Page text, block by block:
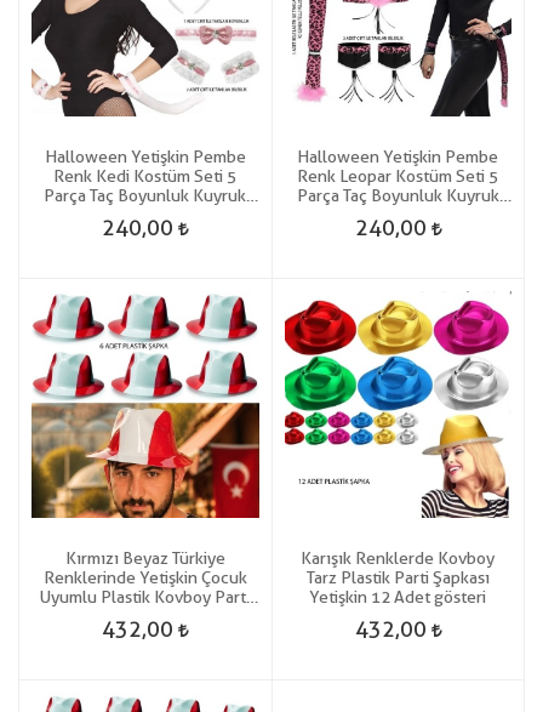
Halloween Yetişkin Pembe
Renk Kedi Kostüm Seti 5
Parça Taç Boyunluk Kuyruk
240,00
Halloween Yetişkin Pembe
Renk Leopar Kostüm Seti 5
Parça Taç Boyunluk Kuyruk
240,00
Kırmızı Beyaz Türkiye
Renklerinde Yetişkin Çocuk
Uyumlu Plastik Kovboy Parti
432,00
Karışık Renklerde Kovboy
Tarz Plastik Parti Şapkası
Yetişkin 12 Adet gösteri
432,00